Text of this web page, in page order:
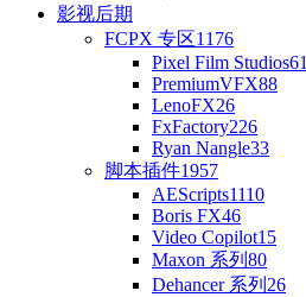
影视后期
FCPX 专区1176
Pixel Film Studios61
PremiumVFX88
LenoFX26
FxFactory226
Ryan Nangle33
脚本插件1957
AEScripts1110
Boris FX46
Video Copilot15
Maxon 系列 80
Dehancer 系列 26